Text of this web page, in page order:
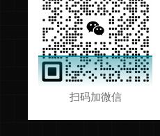
扫码加微信